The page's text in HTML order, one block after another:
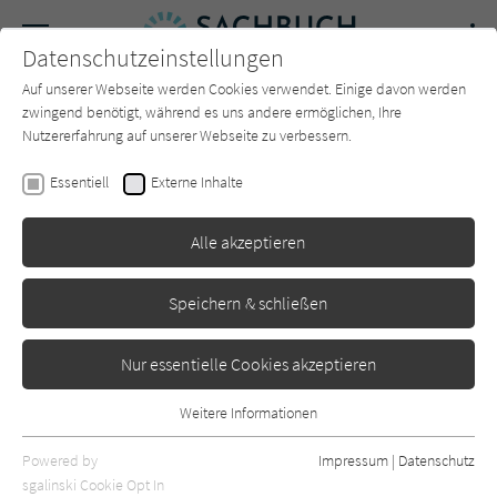
SUCHE Forum Charts Newsletter
08 | 2025
Das war der August auf Sachbuch-Couch.de - alle
Rezensionen, Artikel und Beiträge.
Rezensionen im August 2025
Charming England
Datenschutzeinstellungen
Auf unserer Webseite werden Cookies verwendet. Einige davon werden
zwingend benötigt, während es uns andere ermöglichen, Ihre
Nutzererfahrung auf unserer Webseite zu verbessern.
Essentiell Externe Inhalte
Alle akzeptieren
Speichern & schließen
Nur essentielle Cookies akzeptieren
Essentielle Cookies werden für grundlegende Funktionen der
Webseite benötigt. Dadurch ist gewährleistet, dass die Webseite
Weitere Informationen
Powered by
sgalinski Cookie Opt In
Impressum | Datenschutz